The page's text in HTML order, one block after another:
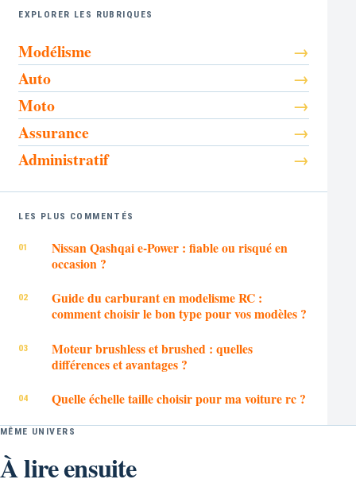
EXPLORER LES RUBRIQUES
Modélisme
Auto
Moto
Assurance
Administratif
LES PLUS COMMENTÉS
Nissan Qashqai e-Power : fiable ou risqué en
occasion ?
Guide du carburant en modelisme RC :
comment choisir le bon type pour vos modèles ?
Moteur brushless et brushed : quelles
différences et avantages ?
Quelle échelle taille choisir pour ma voiture rc ?
MÊME UNIVERS
À lire ensuite